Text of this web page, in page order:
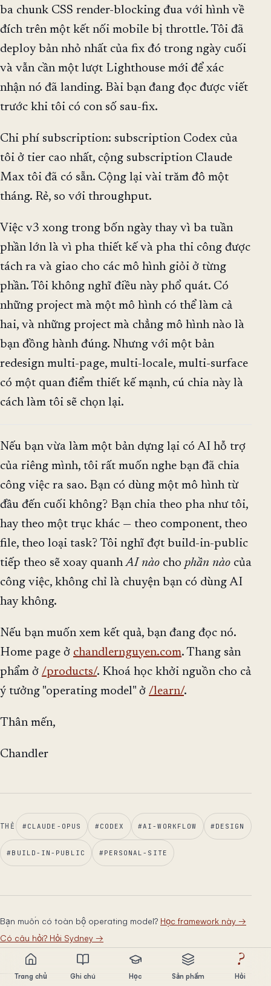
ba chunk CSS render-blocking đua với hình về
đích trên một kết nối mobile bị throttle. Tôi đã
deploy bản nhỏ nhất của fix đó trong ngày cuối
và vẫn cần một lượt Lighthouse mới để xác
nhận nó đã landing. Bài bạn đang đọc được viết
trước khi tôi có con số sau-fix.
Chi phí subscription: subscription Codex của
tôi ở tier cao nhất, cộng subscription Claude
Max tôi đã có sẵn. Cộng lại vài trăm đô một
tháng. Rẻ, so với throughput.
Việc v3 xong trong bốn ngày thay vì ba tuần
phần lớn là vì pha thiết kế và pha thi công được
tách ra và giao cho các mô hình giỏi ở từng
phần. Tôi không nghĩ điều này phổ quát. Có
những project mà một mô hình có thể làm cả
hai, và những project mà chẳng mô hình nào là
bạn đồng hành đúng. Nhưng với một bản
redesign multi-page, multi-locale, multi-surface
có một quan điểm thiết kế mạnh, cú chia này là
cách làm tôi sẽ chọn lại.
Nếu bạn vừa làm một bản dựng lại có AI hỗ trợ
của riêng mình, tôi rất muốn nghe bạn đã chia
công việc ra sao. Bạn có dùng một mô hình từ
đầu đến cuối không? Bạn chia theo pha như tôi,
hay theo một trục khác — theo component, theo
file, theo loại task? Tôi nghĩ đợt build-in-public
tiếp theo sẽ xoay quanhAI nào cho phần nào của
công việc, không chỉ là chuyện bạn có dùng AI
hay không.
Nếu bạn muốn xem kết quả, bạn đang đọc nó.
Home page ở chandlernguyen.com. Thang sản
phẩm ở /products/. Khoá học khởi nguồn cho cả
ý tưởng "operating model" ở /learn/.
Thân mến,
Chandler
THẺ #CLAUDE-OPUS #CODEX #AI-WORKFLOW #DESIGN
#BUILD-IN-PUBLIC #PERSONAL-SITE
Bạn muốn có toàn bộ operating model? Học framework này →
Có câu hỏi? Hỏi Sydney →
Trang chủ Ghi chú Học Sản phẩm
?
Hỏi